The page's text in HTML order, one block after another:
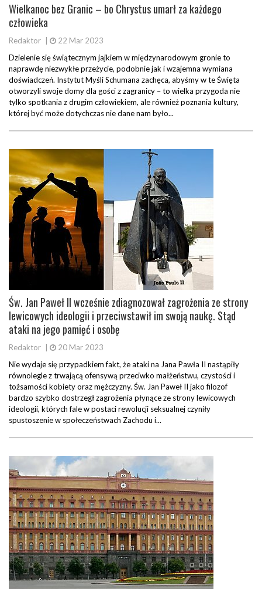
Wielkanoc bez Granic – bo Chrystus umarł za każdego
człowieka
Redaktor
22 Mar 2023
Dzielenie się świątecznym jajkiem w międzynarodowym gronie to
naprawdę niezwykłe przeżycie, podobnie jak i wzajemna wymiana
doświadczeń. Instytut Myśli Schumana zachęca, abyśmy w te Święta
otworzyli swoje domy dla gości z zagranicy – to wielka przygoda nie
tylko spotkania z drugim człowiekiem, ale również poznania kultury,
której być może dotychczas nie dane nam było...
Św. Jan Paweł II wcześnie zdiagnozował zagrożenia ze strony
lewicowych ideologii i przeciwstawił im swoją naukę. Stąd
ataki na jego pamięć i osobę
Redaktor
20 Mar 2023
Nie wydaje się przypadkiem fakt, że ataki na Jana Pawła II nastąpiły
równolegle z trwającą ofensywą przeciwko małżeństwu, czystości i
tożsamości kobiety oraz mężczyzny. Św. Jan Paweł II jako filozof
bardzo szybko dostrzegł zagrożenia płynące ze strony lewicowych
ideologii, których fale w postaci rewolucji seksualnej czyniły
spustoszenie w społeczeństwach Zachodu i...